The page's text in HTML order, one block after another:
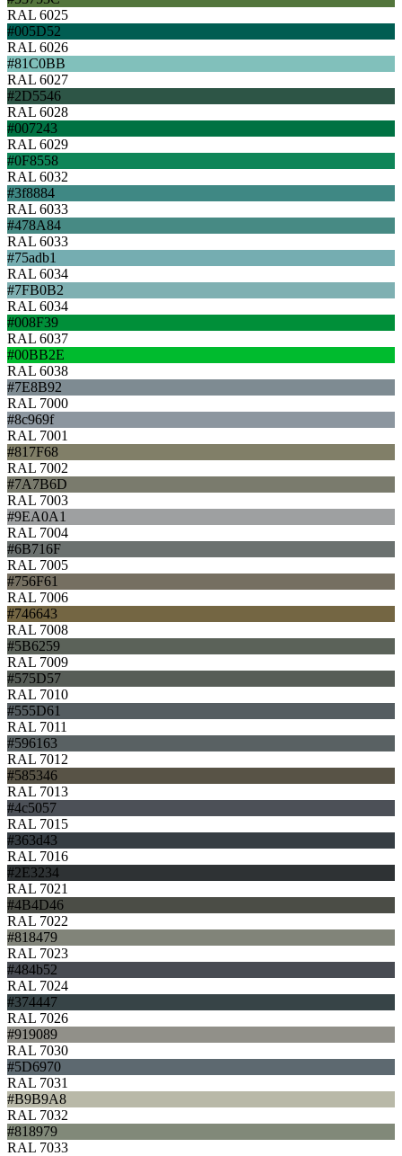
RAL 6025
#005D52
RAL 6026
#81C0BB
RAL 6027
#2D5546
RAL 6028
#007243
RAL 6029
#0F8558
RAL 6032
#3f8884
RAL 6033
#478A84
RAL 6033
#75adb1
RAL 6034
#7FB0B2
RAL 6034
#008F39
RAL 6037
#00BB2E
RAL 6038
#7E8B92
RAL 7000
#8c969f
RAL 7001
#817F68
RAL 7002
#7A7B6D
RAL 7003
#9EA0A1
RAL 7004
#6B716F
RAL 7005
#756F61
RAL 7006
#746643
RAL 7008
#5B6259
RAL 7009
#575D57
RAL 7010
#555D61
RAL 7011
#596163
RAL 7012
#585346
RAL 7013
#4c5057
RAL 7015
#363d43
RAL 7016
#2E3234
RAL 7021
#4B4D46
RAL 7022
#818479
RAL 7023
#484b52
RAL 7024
#374447
RAL 7026
#919089
RAL 7030
#5D6970
RAL 7031
#B9B9A8
RAL 7032
#818979
RAL 7033